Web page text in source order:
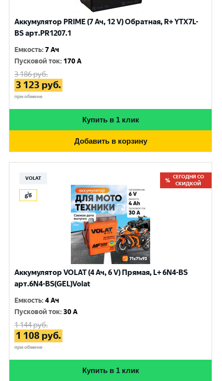
Аккумулятор PRIME (7 Ач, 12 V) Обратная, R+ YTX7L-
BS арт.PR1207.1
Емкость:7 Ач
Пусковой ток: 170 A
3 186руб.
3 123 руб.
при обмене
Купить в 1 клик
Добавить в корзину
VOLAT
СЕГОДНЯ СО
СКИДКОЙ
Аккумулятор VOLAT (4 Ач, 6 V) Прямая, L+ 6N4-BS
арт.6N4-BS(GEL)Volat
Емкость:4 Ач
Пусковой ток:30 A
1 144руб.
1 108 руб.
при обмене
Купить в 1 клик